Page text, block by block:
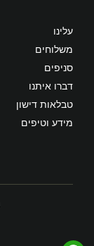
עלינו
משלוחים
סניפים
דברו איתנו
טבלאות דישון
מידע וטיפים